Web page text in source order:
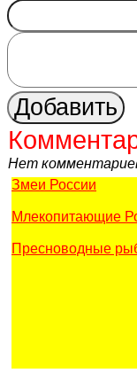
Нет
Змеи России
Млекопитающие
Пресноводные